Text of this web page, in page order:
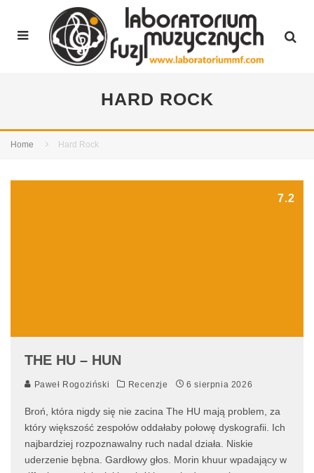
HARD ROCK
Home Hard Rock
7.2
THE HU – HUN
Paweł Rogoziński Recenzje 6 sierpnia 2026
Broń, która nigdy się nie zacina The HU mają problem, za
który większość zespołów oddałaby połowę dyskografii. Ich
najbardziej rozpoznawalny ruch nadal działa. Niskie
uderzenie bębna. Gardłowy głos. Morin khuur wpadający w